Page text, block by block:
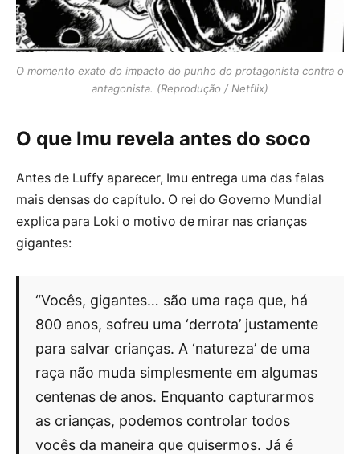
O momento exato do impacto do punho do protagonista contra o
antagonista. (Reprodução / Netflix)
O que Imu revela antes do soco
Antes de Luffy aparecer, Imu entrega uma das falas
mais densas do capítulo. O rei do Governo Mundial
explica para Loki o motivo de mirar nas crianças
gigantes:
“Vocês, gigantes… são uma raça que, há
800 anos, sofreu uma ‘derrota’ justamente
para salvar crianças. A ‘natureza’ de uma
raça não muda simplesmente em algumas
centenas de anos. Enquanto capturarmos
as crianças, podemos controlar todos
vocês da maneira que quisermos. Já é